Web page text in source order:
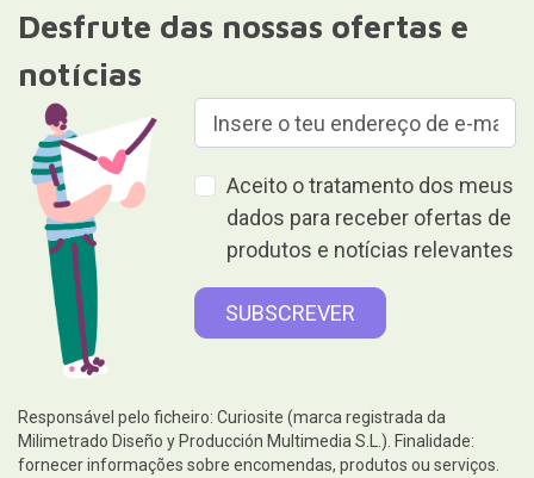
Desfrute das nossas ofertas e
notícias
Aceito o tratamento dos meus
dados para receber ofertas de
produtos e notícias relevantes
Responsável pelo ficheiro: Curiosite (marca registrada da
Milimetrado Diseño y Producción Multimedia S.L.). Finalidade:
fornecer informações sobre encomendas, produtos ou serviços.